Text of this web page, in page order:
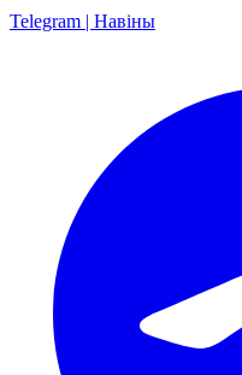
Telegram | Навіны